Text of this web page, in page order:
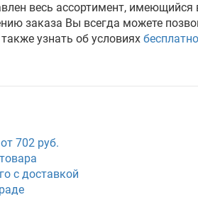
весь ассортимент,
заказа Вы всегда можете
узнать об условиях
702 руб.
с доставкой